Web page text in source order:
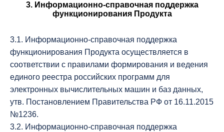
3. Информационно-справочная поддержка
функционирования Продукта
3.1. Информационно-справочная поддержка
функционирования Продукта осуществляется в
соответствии с правилами формирования и ведения
единого реестра российских программ для
электронных вычислительных машин и баз данных,
утв. Постановлением Правительства РФ от 16.11.2015
№1236.
3.2. Информационно-справочная поддержка